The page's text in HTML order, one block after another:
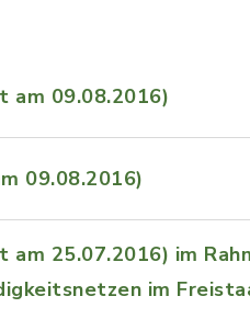
am 09.08.2016)
09.08.2016)
25.07.2016) im
im